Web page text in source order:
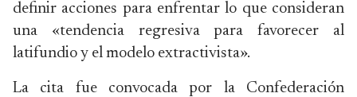
definir acciones para enfrentar lo que consideran
una «tendencia regresiva para favorecer al
latifundio y el modelo extractivista».
La cita fue convocada por la Confederación